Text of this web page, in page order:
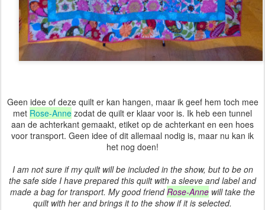
Geen idee of deze quilt er kan hangen, maar ik geef hem toch mee
met Rose-Anne zodat de quilt er klaar voor is. Ik heb een tunnel
aan de achterkant gemaakt, etiket op de achterkant en een hoes
voor transport. Geen idee of dit allemaal nodig is, maar nu kan ik
het nog doen!
I am not sure if my quilt will be included in the show, but to be on
the safe side I have prepared this quilt with a sleeve and label and
made a bag for transport. My good friendRose-Anne will take the
quilt with her and brings it to the show if it is selected.